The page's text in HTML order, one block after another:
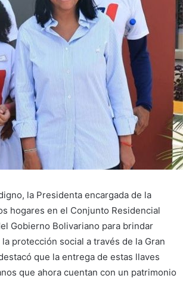
la Presidenta encargada de la
hogares en el Conjunto Residencial
Gobierno Bolivariano para brindar
protección social a través de la Gran
que la entrega de estas llaves
que ahora cuentan con un patrimonio